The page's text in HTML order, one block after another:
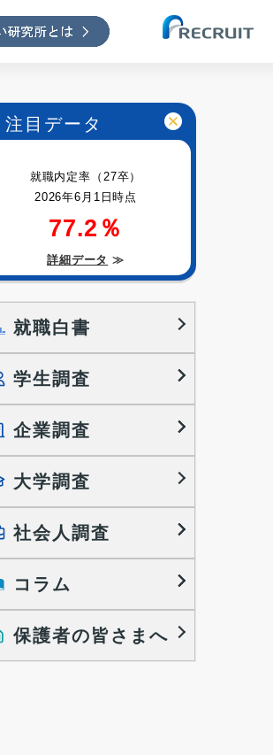
注目データ
就職内定率（27卒）
2026年6月1日時点
77.2％
詳細データ ≫
就職白書
学生調査
就職プロセス調査
働きたい組織の特徴
大学生の地域間移動レポート
就職活動に関するレポート
企業調査
採用に関する調査
大学調査
社会人調査
就職活動と入社後の就業
コラム
インタビュー記事
保護者の皆さまへ